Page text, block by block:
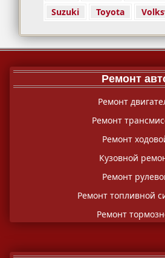
Suzuki
Toyota
Ремонт
Ремонт
Ремонт
Ремонт
Кузовной
Ремонт
Ремонт топливной
Ремонт